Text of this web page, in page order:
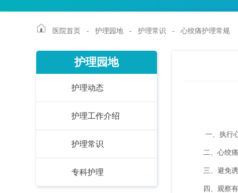
医院首页 - 护理园地 - 护理常识 - 心绞痛护理常规
一、执行
二、心绞
三、避免
四、观察
护理园地
护理动态
护理工作介绍
护理常识
专科护理